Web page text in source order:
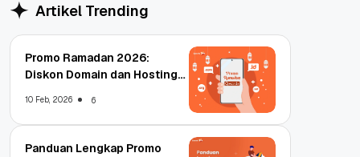
Artikel Trending
Promo Ramadan 2026:
Diskon Domain dan Hosting
10 Feb, 2026 6
Panduan Lengkap Promo